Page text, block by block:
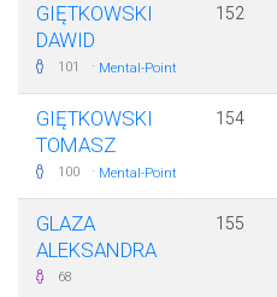
GIĘTKOWSKI
DAWID
101 · Mental-Point
152
GIĘTKOWSKI
TOMASZ
100 · Mental-Point
154
GLAZA
ALEKSANDRA
68
155